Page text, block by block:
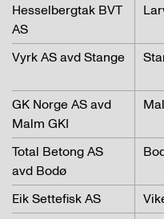
Hesselbergtak BVT
AS
Vyrk AS avd Stange
GK Norge AS avd
Malm GKI
Total Betong AS
avd Bodø
Eik Settefisk AS